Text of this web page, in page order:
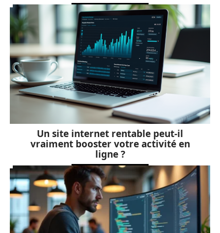
Un site internet rentable peut-il
vraiment booster votre activité en
ligne ?